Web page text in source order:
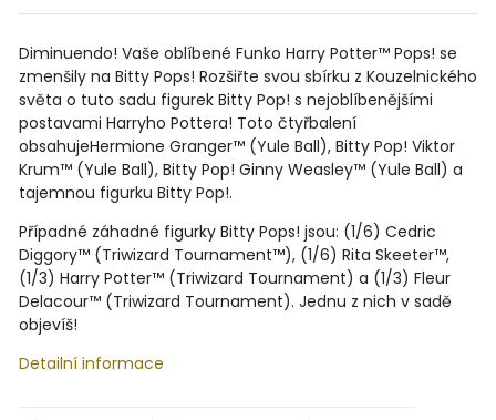
Diminuendo! Vaše oblíbené Funko Harry Potter™ Pops! se
zmenšily na Bitty Pops! Rozšiřte svou sbírku z Kouzelnického
světa o tuto sadu figurek Bitty Pop! s nejoblíbenějšími
postavami Harryho Pottera! Toto čtyřbalení
obsahujeHermione Granger™ (Yule Ball), Bitty Pop! Viktor
Krum™ (Yule Ball), Bitty Pop! Ginny Weasley™ (Yule Ball) a
tajemnou figurku Bitty Pop!.
Případné záhadné figurky Bitty Pops! jsou: (1/6) Cedric
Diggory™ (Triwizard Tournament™), (1/6) Rita Skeeter™,
(1/3) Harry Potter™ (Triwizard Tournament) a (1/3) Fleur
Delacour™ (Triwizard Tournament). Jednu z nich v sadě
objevíš!
Detailní informace